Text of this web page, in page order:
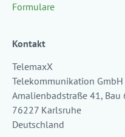
Formulare
Kontakt
TelemaxX
Telekommunikation GmbH
Amalienbadstraße 41, Bau
76227 Karlsruhe
Deutschland